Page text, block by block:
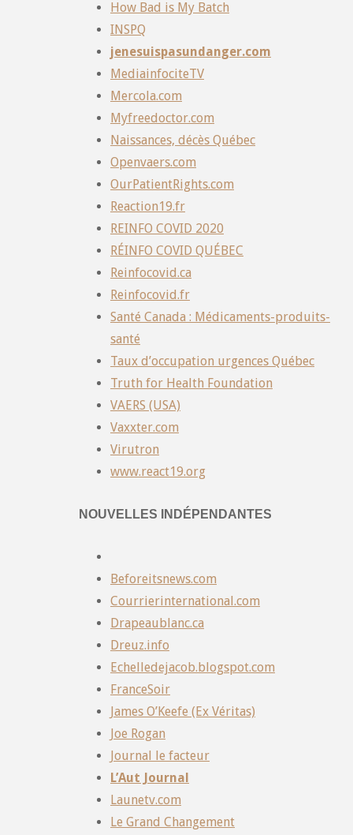
How Bad is My Batch
INSPQ
jenesuispasundanger.com
MediainfociteTV
Mercola.com
Myfreedoctor.com
Naissances, décès Québec
Openvaers.com
OurPatientRights.com
Reaction19.fr
REINFO COVID 2020
RÉINFO COVID QUÉBEC
Reinfocovid.ca
Reinfocovid.fr
Santé Canada : Médicaments-produits-
santé
Taux d’occupation urgences Québec
Truth for Health Foundation
VAERS (USA)
Vaxxter.com
Virutron
www.react19.org
NOUVELLES INDÉPENDANTES
Beforeitsnews.com
Courrierinternational.com
Drapeaublanc.ca
Dreuz.info
Echelledejacob.blogspot.com
FranceSoir
James O’Keefe (Ex Véritas)
Joe Rogan
Journal le facteur
L’Aut Journal
Launetv.com
Le Grand Changement